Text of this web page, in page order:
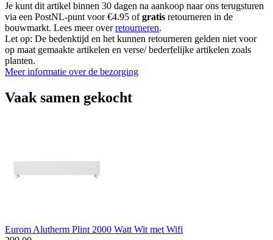
Je kunt dit artikel binnen 30 dagen na aankoop naar ons terugsturen
via een PostNL-punt voor €4.95 ofgratis retourneren in de
bouwmarkt. Lees meer overretourneren.
Let op: De bedenktijd en het kunnen retourneren gelden niet voor
op maat gemaakte artikelen en verse/ bederfelijke artikelen zoals
planten.
Meer informatie over de bezorging
Vaak samen gekocht
Eurom Alutherm Plint 2000 Watt Wit met Wifi